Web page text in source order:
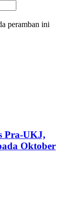
peramban ini
Pra-UKJ,
Oktober